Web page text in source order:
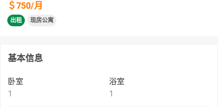
＄750/月
出租 现房公寓
基本信息
卧室
1
浴室
1